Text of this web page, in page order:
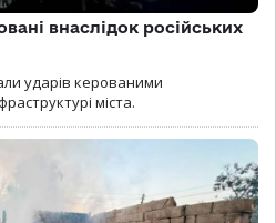
внаслідок російських
ударів керованими
міста.